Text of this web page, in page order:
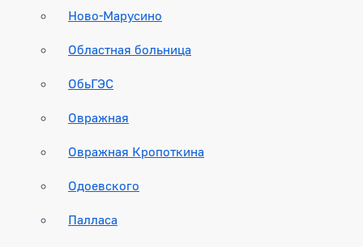
Ново-Марусино
Областная больница
ОбьГЭС
Овражная
Овражная Кропоткина
Одоевского
Палласа